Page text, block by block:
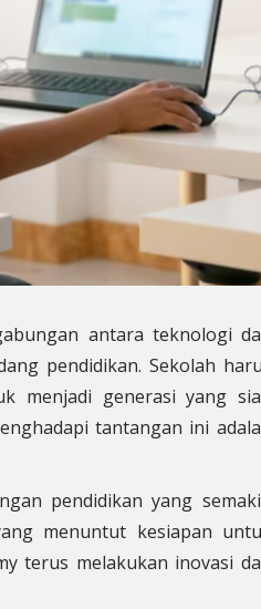
antara teknologi
pendidikan. Sekolah
menjadi generasi yang
tantangan ini
pendidikan yang
menuntut kesiapan
terus melakukan inovasi